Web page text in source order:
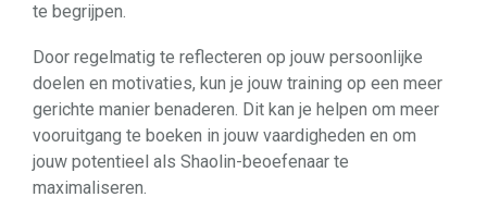
te begrijpen.
Door regelmatig te reflecteren op jouw persoonlijke
doelen en motivaties, kun je jouw training op een meer
gerichte manier benaderen. Dit kan je helpen om meer
vooruitgang te boeken in jouw vaardigheden en om
jouw potentieel als Shaolin-beoefenaar te
maximaliseren.